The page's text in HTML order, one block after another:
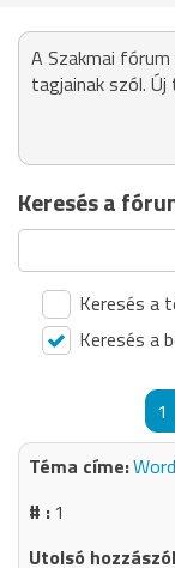
A Szakmai
tagjainak szól.
Keresés a
Keresés a
Keresés a
1
1